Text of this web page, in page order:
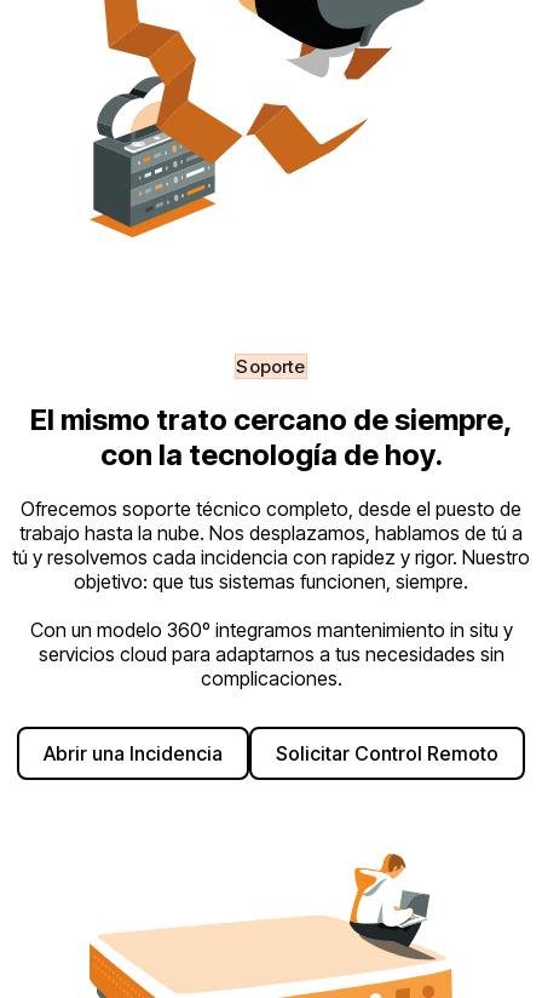
Soporte
El mismo trato cercano de siempre,
con la tecnología de hoy.
Ofrecemos soporte técnico completo, desde el puesto de
trabajo hasta la nube. Nos desplazamos, hablamos de tú a
tú y resolvemos cada incidencia con rapidez y rigor. Nuestro
objetivo: que tus sistemas funcionen, siempre.
Con un modelo 360º integramos mantenimiento in situ y
servicios cloud para adaptarnos a tus necesidades sin
complicaciones.
Abrir una Incidencia Solicitar Control Remoto